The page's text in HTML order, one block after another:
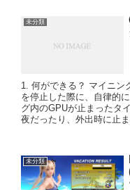
未分類
1. 何ができる？ マイニン
を停止した際に、自律的
グ内のGPUが止まったタ
夜だったり、外出時に止
未分類